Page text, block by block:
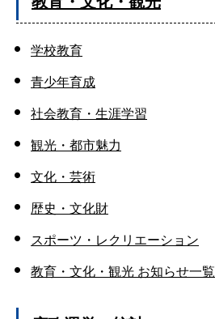
学校教育
青少年育成
社会教育・生涯学習
観光・都市魅力
文化・芸術
歴史・文化財
スポーツ・レクリエーション
教育・文化・観光 お知らせ一覧